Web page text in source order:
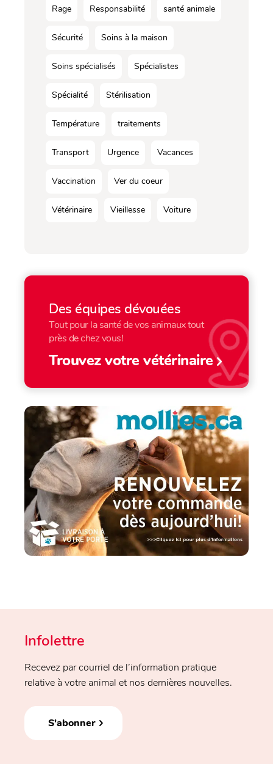
Rage Responsabilité santé animale
Sécurité Soins à la maison
Soins spécialisés Spécialistes
Spécialité Stérilisation
Température traitements
Transport Urgence Vacances
Vaccination Ver du coeur
Vétérinaire Vieillesse Voiture
Des équipes dévouées
Tout pour la santé de vos animaux tout
près de chez vous!
Trouvez votre vétérinaire
Infolettre
Recevez par courriel de l’information pratique
relative à votre animal et nos dernières nouvelles.
S'abonner